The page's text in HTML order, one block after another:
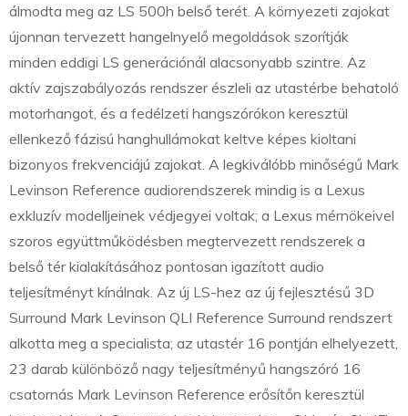
álmodta meg az LS 500h belső terét. A környezeti zajokat
újonnan tervezett hangelnyelő megoldások szorítják
minden eddigi LS generációnál alacsonyabb szintre. Az
aktív zajszabályozás rendszer észleli az utastérbe behatoló
motorhangot, és a fedélzeti hangszórókon keresztül
ellenkező fázisú hanghullámokat keltve képes kioltani
bizonyos frekvenciájú zajokat. A legkiválóbb minőségű Mark
Levinson Reference audiorendszerek mindig is a Lexus
exkluzív modelljeinek védjegyei voltak; a Lexus mérnökeivel
szoros együttműködésben megtervezett rendszerek a
belső tér kialakításához pontosan igazított audio
teljesítményt kínálnak. Az új LS-hez az új fejlesztésű 3D
Surround Mark Levinson QLI Reference Surround rendszert
alkotta meg a specialista; az utastér 16 pontján elhelyezett,
23 darab különböző nagy teljesítményű hangszóró 16
csatornás Mark Levinson Reference erősítőn keresztül